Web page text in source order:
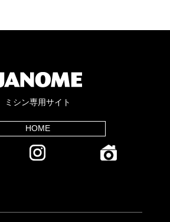
ミシン専用サイト
HOME